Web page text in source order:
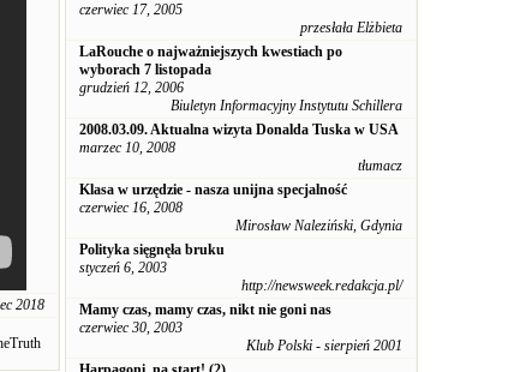
2018
czerwiec 17, 2005
przesłała Elżbieta
LaRouche o najważniejszych kwestiach po
wyborach 7 listopada
grudzień 12, 2006
Biuletyn Informacyjny Instytutu Schillera
2008.03.09. Aktualna wizyta Donalda Tuska w USA
marzec 10, 2008
tłumacz
Klasa w urzędzie - nasza unijna specjalność
czerwiec 16, 2008
Mirosław Naleziński, Gdynia
Polityka sięgnęła bruku
styczeń 6, 2003
http://newsweek.redakcja.pl/
Mamy czas, mamy czas, nikt nie goni nas
czerwiec 30, 2003
Klub Polski - sierpień 2001